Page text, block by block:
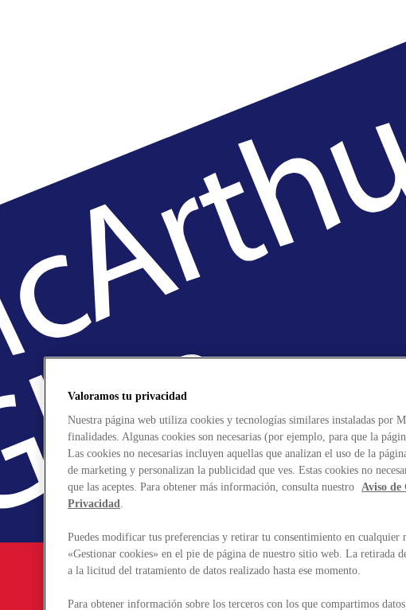
Valoramos tu privacidad
Nuestra página web utiliza cookies y tecnologías similares instaladas por
finalidades. Algunas cookies son necesarias (por ejemplo, para que la
Las cookies no necesarias incluyen aquellas que analizan el uso de la
de marketing y personalizan la publicidad que ves. Estas cookies no
que las aceptes. Para obtener más información, consulta nuestro Aviso de
Privacidad.
Puedes modificar tus preferencias y retirar tu consentimiento en cualquier
«Gestionar cookies» en el pie de página de nuestro sitio web. La retirada
a la licitud del tratamiento de datos realizado hasta ese momento.
Para obtener información sobre los terceros con los que compartimos